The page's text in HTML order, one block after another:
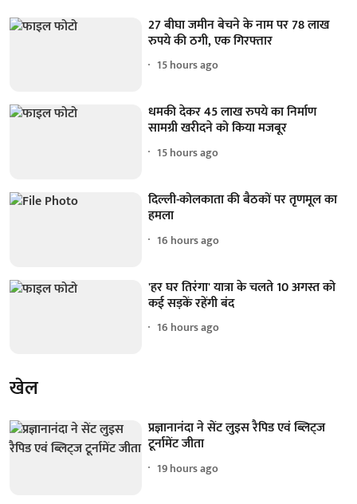
27 बीघा जमीन बेचने के नाम पर 78 लाख
रुपये की ठगी, एक गिरफ्तार
15 hours ago
धमकी देकर 45 लाख रुपये का निर्माण
सामग्री खरीदने को किया मजबूर
15 hours ago
दिल्ली-कोलकाता की बैठकों पर तृणमूल का
हमला
16 hours ago
'हर घर तिरंगा' यात्रा के चलते 10 अगस्त को
कई सड़कें रहेंगी बंद
16 hours ago
खेल
प्रज्ञानानंदा ने सेंट लुइस रैपिड एवं ब्लिट्ज
टूर्नामेंट जीता
19 hours ago